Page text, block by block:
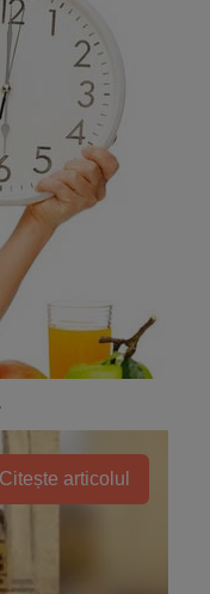
Citește articolul